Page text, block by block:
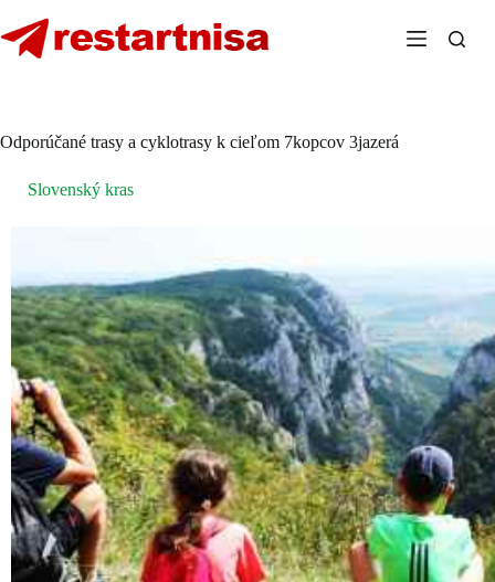
to
content
Odporúčané trasy a cyklotrasy k cieľom 7kopcov 3jazerá
Slovenský kras